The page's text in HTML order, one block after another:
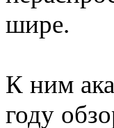
шире.
К ним
году